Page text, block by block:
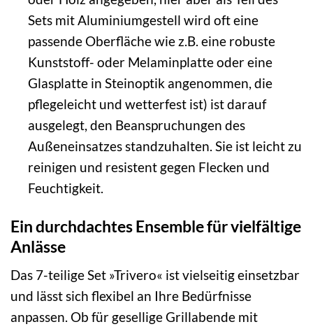
Sets mit Aluminiumgestell wird oft eine
passende Oberfläche wie z.B. eine robuste
Kunststoff- oder Melaminplatte oder eine
Glasplatte in Steinoptik angenommen, die
pflegeleicht und wetterfest ist) ist darauf
ausgelegt, den Beanspruchungen des
Außeneinsatzes standzuhalten. Sie ist leicht zu
reinigen und resistent gegen Flecken und
Feuchtigkeit.
Ein durchdachtes Ensemble für vielfältige
Anlässe
Das 7-teilige Set »Trivero« ist vielseitig einsetzbar
und lässt sich flexibel an Ihre Bedürfnisse
anpassen. Ob für gesellige Grillabende mit